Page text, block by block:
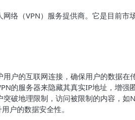
络（VPN）服务提供商。它是目前市
户的互联网连接，确保用户的数据在
的服务器来隐藏其真实IP地址，增强匿
突破地理限制，访问被限制的内容，如
户的数据安全性。